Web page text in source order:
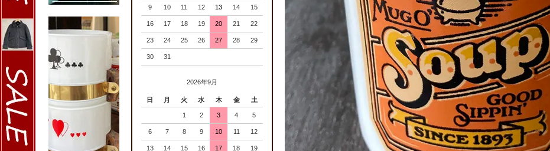
9 10 11 12 13 14 15
16 17 18 19 20 21 22
23 24 25 26 27 28 29
30 31
2026年9月
日 月 火 水 木 金 土
1 2 3 4 5
6 7 8 9 10 11 12
13 14 15 16 17 18 19